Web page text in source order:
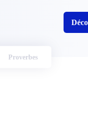
Proverbes